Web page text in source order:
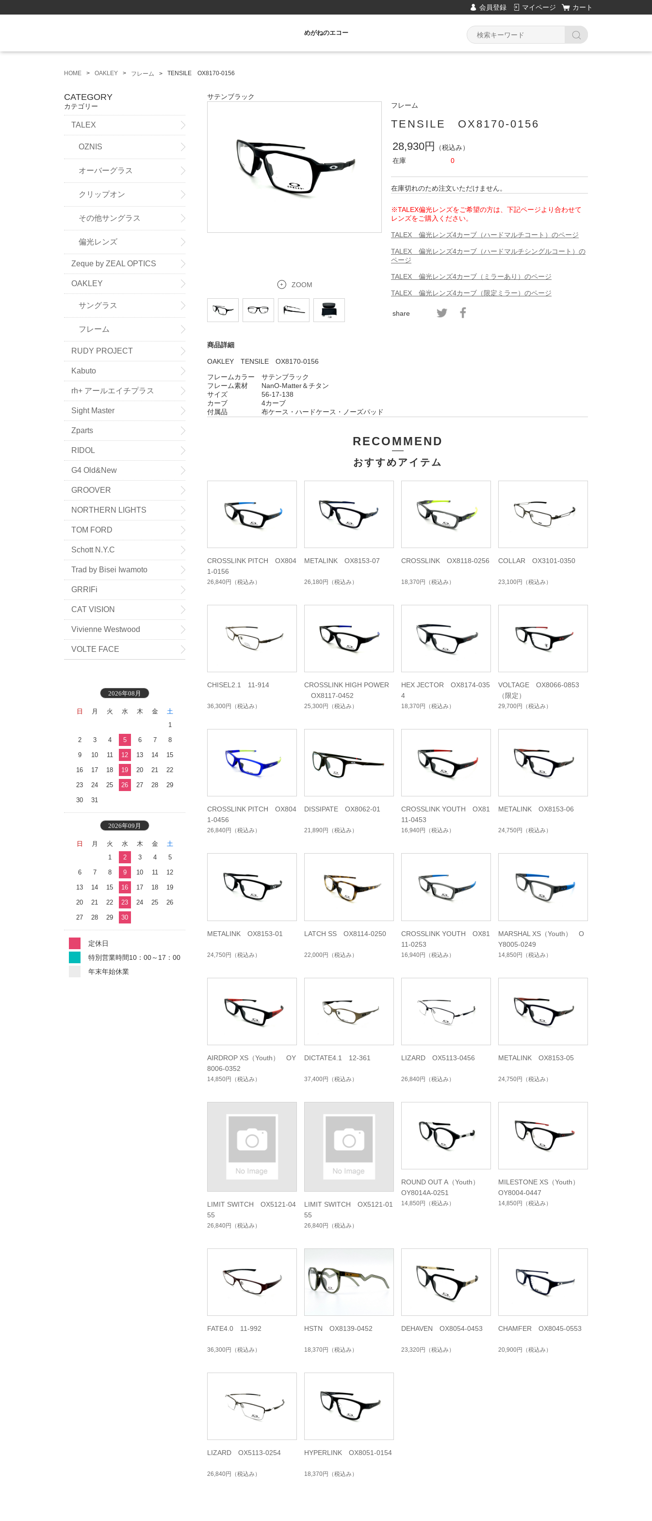
会員登録 マイページ カート
めがねのエコー
HOME OAKLEY フレーム TENSILE OX8170-0156
サテンブラック
ZOOM
フレーム
TENSILE OX8170-0156
28,930円
（税込み）
在庫
0
在庫切れのため注文いただけません。
※TALEX偏光レンズをご希望の方は、下記ページより合わせて
レンズをご購入ください。
TALEX 偏光レンズ4カーブ（ハードマルチコート）のページ
TALEX 偏光レンズ4カーブ（ハードマルチシングルコート）の
ページ
TALEX 偏光レンズ4カーブ（ミラーあり）のページ
TALEX 偏光レンズ4カーブ（限定ミラー）のページ
share
商品詳細
OAKLEY TENSILE OX8170-0156
フレームカラー サテンブラック
フレーム素材 NanO-Matter＆チタン
サイズ 56-17-138
カーブ 4カーブ
付属品 布ケース・ハードケース・ノーズパッド
RECOMMEND
おすすめアイテム
CROSSLINK PITCH OX804
1-0156
26,840円 （税込み）
METALINK OX8153-07
26,180円 （税込み）
CROSSLINK OX8118-0256
18,370円 （税込み）
COLLAR OX3101-0350
23,100円 （税込み）
CHISEL2.1 11-914
36,300円 （税込み）
CROSSLINK HIGH POWER
OX8117-0452
25,300円 （税込み）
HEX JECTOR OX8174-035
4
18,370円 （税込み）
VOLTAGE OX8066-0853
（限定）
29,700円 （税込み）
CROSSLINK PITCH OX804
1-0456
26,840円 （税込み）
DISSIPATE OX8062-01
21,890円 （税込み）
CROSSLINK YOUTH OX81
11-0453
16,940円 （税込み）
METALINK OX8153-06
24,750円 （税込み）
METALINK OX8153-01
24,750円 （税込み）
LATCH SS OX8114-0250
22,000円 （税込み）
CROSSLINK YOUTH OX81
11-0253
16,940円 （税込み）
MARSHAL XS（Youth） O
Y8005-0249
14,850円 （税込み）
AIRDROP XS（Youth） OY
8006-0352
14,850円 （税込み）
DICTATE4.1 12-361
37,400円 （税込み）
LIZARD OX5113-0456
26,840円 （税込み）
METALINK OX8153-05
24,750円 （税込み）
LIMIT SWITCH OX5121-04
55
26,840円 （税込み）
LIMIT SWITCH OX5121-01
55
26,840円 （税込み）
ROUND OUT A（Youth）
OY8014A-0251
14,850円 （税込み）
MILESTONE XS（Youth）
OY8004-0447
14,850円 （税込み）
FATE4.0 11-992
36,300円 （税込み）
HSTN OX8139-0452
18,370円 （税込み）
DEHAVEN OX8054-0453
23,320円 （税込み）
CHAMFER OX8045-0553
20,900円 （税込み）
LIZARD OX5113-0254
26,840円 （税込み）
HYPERLINK OX8051-0154
18,370円 （税込み）
CATEGORY
カテゴリー
TALEX
OZNIS
オーバーグラス
クリップオン
その他サングラス
偏光レンズ
Zeque by ZEAL OPTICS
OAKLEY
サングラス
フレーム
RUDY PROJECT
Kabuto
rh+ アールエイチプラス
Sight Master
Zparts
RIDOL
G4 Old&New
GROOVER
NORTHERN LIGHTS
TOM FORD
Schott N.Y.C
Trad by Bisei Iwamoto
GRRIFi
CAT VISION
Vivienne Westwood
VOLTE FACE
2026年08月
日 月 火 水 木 金
土
1
2 3 4 5 6 7 8
9 10 11 12 13 14 15
16 17 18 19 20 21 22
23 24 25 26 27 28 29
30 31
2026年09月
日 月 火 水 木 金
土
1
2 3 4 5
6 7 8 9 10 11 12
13 14 15 16 17 18 19
20 21 22 23 24 25 26
27 28 29 30
定休日
特別営業時間10：00～17：00
年末年始休業